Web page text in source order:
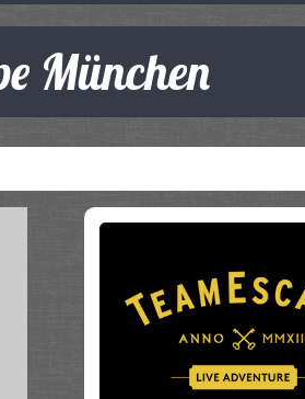
München